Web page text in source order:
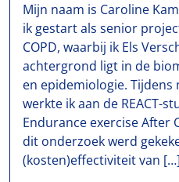
Mijn naam is Caroline
ik gestart als senior
COPD, waarbij ik Els
achtergrond ligt in de
en epidemiologie.
werkte ik aan de REACT-
Endurance exercise After
dit onderzoek werd
(kosten)effectiviteit van […]